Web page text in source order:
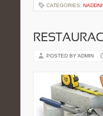
CATEGORIES:
POSTED BY ADMIN